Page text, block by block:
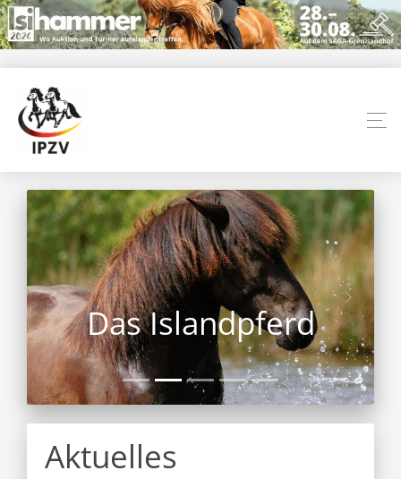
Das Islandpferd
Aktuelles